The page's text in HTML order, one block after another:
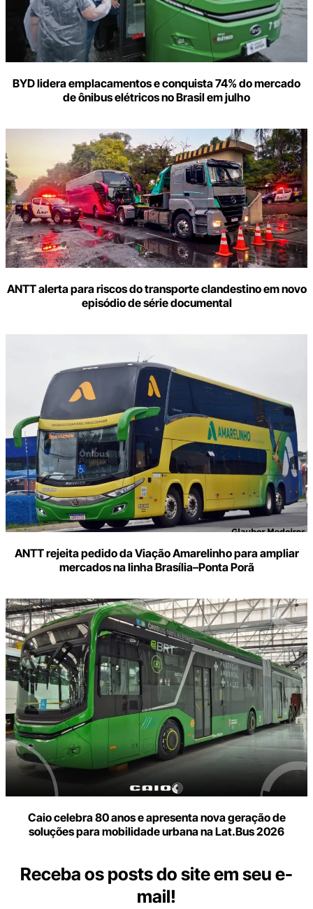
BYD lidera emplacamentos e conquista 74% do mercado
de ônibus elétricos no Brasil em julho
ANTT alerta para riscos do transporte clandestino em novo
episódio de série documental
ANTT rejeita pedido da Viação Amarelinho para ampliar
mercados na linha Brasília–Ponta Porã
Caio celebra 80 anos e apresenta nova geração de
soluções para mobilidade urbana na Lat.Bus 2026
Receba os posts do site em seu e-
mail!